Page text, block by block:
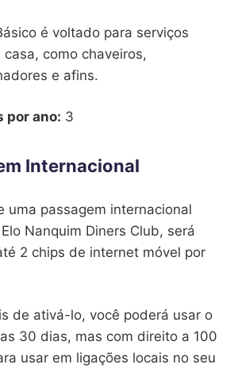
é voltado para serviços
como chaveiros,
e afins.
por ano: 3
Internacional
uma passagem internacional
Nanquim Diners Club, será
2 chips de internet móvel por
de ativá-lo, você poderá usar o
30 dias, mas com direito a 100
usar em ligações locais no seu